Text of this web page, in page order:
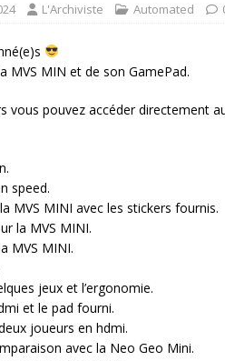
L'Archiviste Automated
MVS MIN et de son GamePad.
vous pouvez accéder directement
speed.
MVS MINI avec les stickers fournis.
la MVS MINI.
MVS MINI.
jeux et l’ergonomie.
et le pad fourni.
joueurs en hdmi.
avec la Neo Geo Mini.